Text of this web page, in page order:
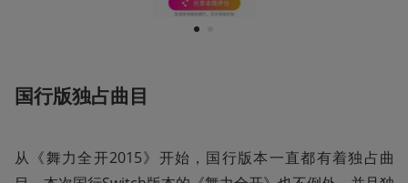
1
国行版独占曲目
从《舞力全开2015》开始，国行版本一直都有着独占曲